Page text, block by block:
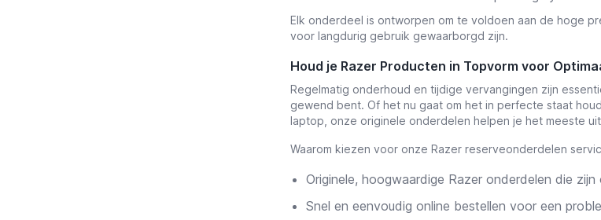
Elk onderdeel is ontworpen om te voldoen aan de hoge
voor langdurig gebruik gewaarborgd zijn.
Houd je Razer Producten in Topvorm voor
Regelmatig onderhoud en tijdige vervangingen zijn
gewend bent. Of het nu gaat om het in perfecte staat
laptop, onze originele onderdelen helpen je het meeste
Waarom kiezen voor onze Razer reserveonderdelen
Originele, hoogwaardige Razer onderdelen die
Snel en eenvoudig online bestellen voor een